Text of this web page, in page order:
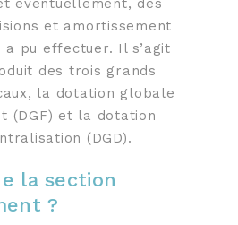
éventuellement, des
et amortissement
pu effectuer. Il s’agit
des trois grands
la dotation globale
(DGF) et la dotation
(DGD).
la section
?